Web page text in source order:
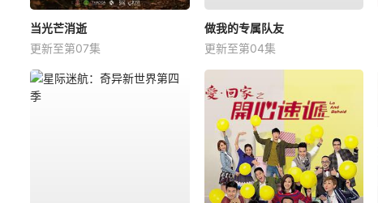
当光芒消逝
更新至第07集
做我的专属队友
更新至第04集